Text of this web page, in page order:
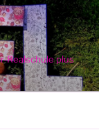
Realschule plus